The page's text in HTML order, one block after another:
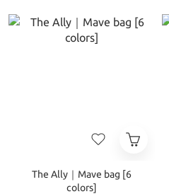
The Ally｜Mave bag [6
colors]